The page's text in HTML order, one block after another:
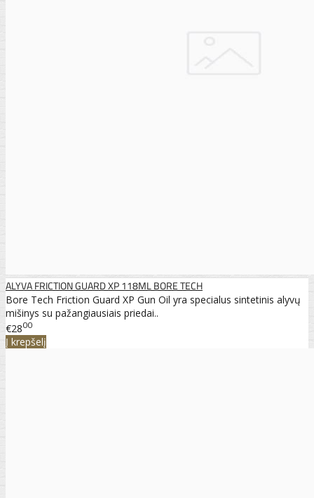
ALYVA FRICTION GUARD XP 118ML BORE TECH
Bore Tech Friction Guard XP Gun Oil yra specialus sintetinis alyvų
mišinys su pažangiausiais priedai..
€2800
Į krepšelį